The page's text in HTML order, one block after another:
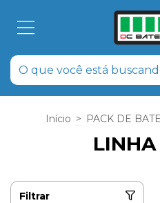
Início > PACK DE
Filtrar